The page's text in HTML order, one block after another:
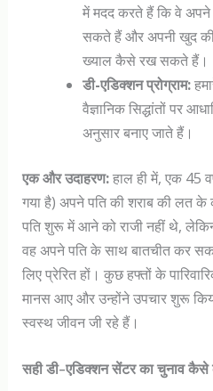
में मदद करते हैं कि वे
सकते हैं और अपनी खुद की
ख्याल कैसे रख सकते हैं।
डी-एडिक्शन प्रोग्राम:
वैज्ञानिक सिद्धांतों पर
अनुसार बनाए जाते हैं।
एक और उदाहरण:हाल ही में, एक 45
गया है) अपने पति की शराब की लत
पति शुरू में आने को राजी नहीं थे,
वह अपने पति के साथ बातचीत कर
लिए प्रेरित हों। कुछ हफ्तों के
मानस आए और उन्होंने उपचार शुरू
स्वस्थ जीवन जी रहे हैं।
सही डी-एडिक्शन सेंटर का चुनाव